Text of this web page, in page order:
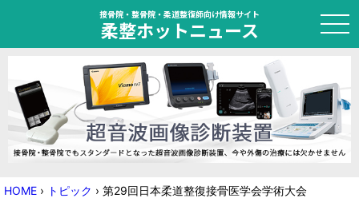
接骨院・整骨院・柔道整復師向け情報サイト
柔整ホットニュース
HOME
トピック
ニュース
HOME › トピック › 第29回日本柔道整復接骨医学会学術大会